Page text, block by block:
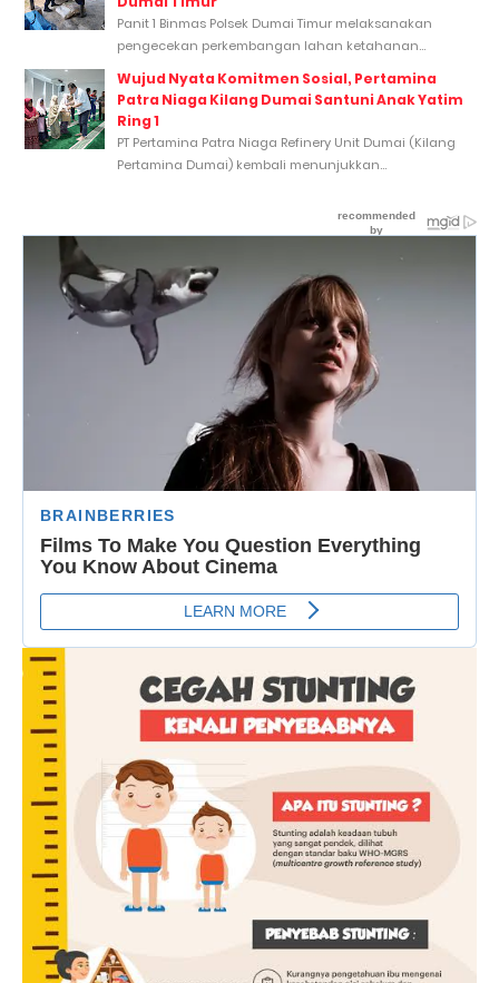
Panit 1 Binmas Polsek Dumai Timur melaksanakan
pengecekan perkembangan lahan ketahanan...
Wujud Nyata Komitmen Sosial, Pertamina
Patra Niaga Kilang Dumai Santuni Anak Yatim
Ring 1
PT Pertamina Patra Niaga Refinery Unit Dumai (Kilang
Pertamina Dumai) kembali menunjukkan...